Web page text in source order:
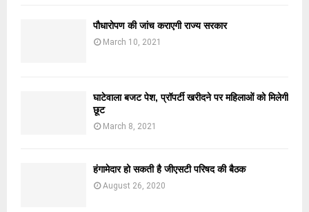
पौधारोपण की जांच कराएगी राज्य सरकार
March 10, 2021
घाटेवाला बजट पेश, प्रॉपर्टी खरीदने पर महिलाओं को मिलेगी
छूट
March 8, 2021
हंगामेदार हो सकती है जीएसटी परिषद की बैठक
August 26, 2020